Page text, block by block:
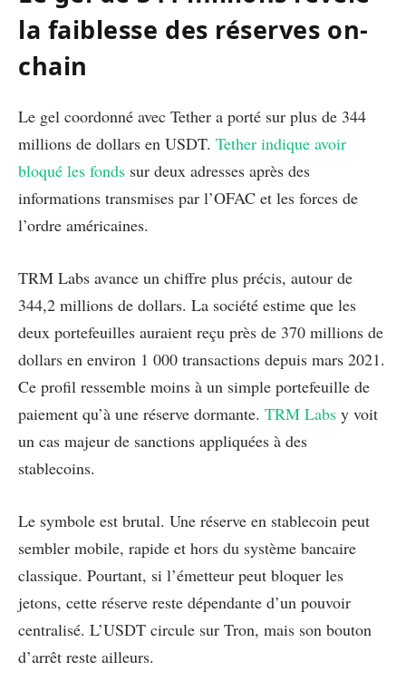
la faiblesse des réserves on-
chain
Le gel coordonné avec Tether a porté sur plus de 344
millions de dollars en USDT. Tether indique avoir
bloqué les fonds sur deux adresses après des
informations transmises par l’OFAC et les forces de
l’ordre américaines.
TRM Labs avance un chiffre plus précis, autour de
344,2 millions de dollars. La société estime que les
deux portefeuilles auraient reçu près de 370 millions de
dollars en environ 1 000 transactions depuis mars 2021.
Ce profil ressemble moins à un simple portefeuille de
paiement qu’à une réserve dormante. TRM Labs y voit
un cas majeur de sanctions appliquées à des
stablecoins.
Le symbole est brutal. Une réserve en stablecoin peut
sembler mobile, rapide et hors du système bancaire
classique. Pourtant, si l’émetteur peut bloquer les
jetons, cette réserve reste dépendante d’un pouvoir
centralisé. L’USDT circule sur Tron, mais son bouton
d’arrêt reste ailleurs.